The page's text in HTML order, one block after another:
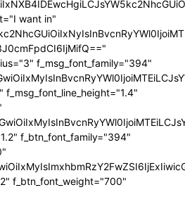
want in"
f_msg_font_family="394"
f_btn_font_family="394"
f_btn_font_weight="700"